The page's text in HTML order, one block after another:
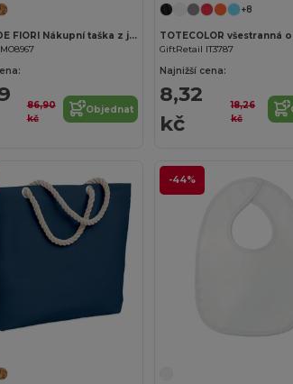
CAMPO DE FIORI Nákupní taška z juty
86,90
kč
Objednat
+8
GiftRetail IT3787
Najnižší cena:
8,32
kč
18,26
kč
-44%